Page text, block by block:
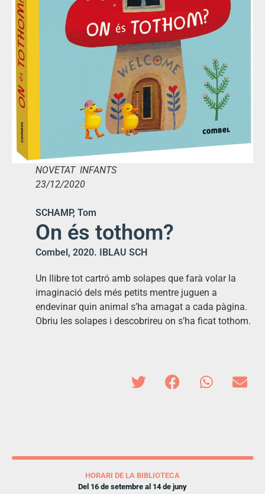
NOVETAT INFANTS
23/12/2020
SCHAMP, Tom
On és tothom?
Combel, 2020. IBLAU SCH
Un llibre tot cartró amb solapes que farà volar la
imaginació dels més petits mentre juguen a
endevinar quin animal s’ha amagat a cada pàgina.
Obriu les solapes i descobrireu on s’ha ficat tothom.
HORARI DE LA BIBLIOTECA
Del 16 de setembre al 14 de juny